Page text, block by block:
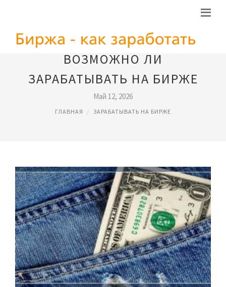
ВОЗМОЖНО ЛИ
ЗАРАБАТЫВАТЬ НА БИРЖЕ
Май 12, 2026
ГЛАВНАЯ ЗАРАБАТЫВАТЬ НА БИРЖЕ